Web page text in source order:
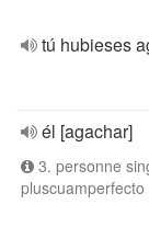
tú hubieses
él [agachar]
3. personne